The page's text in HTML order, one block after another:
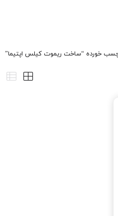
خورده “ساخت ريموت کيلس اپتيما”